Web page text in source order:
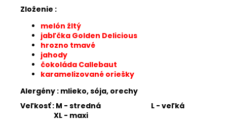
Zloženie :
melón žltý
jabľčka Golden Delicious
hrozno tmavé
jahody
čokoláda Callebaut
karamelizované oriešky
Alergény : mlieko, sója, orechy
Veľkosť : M - stredná L - veľká
XL - maxi